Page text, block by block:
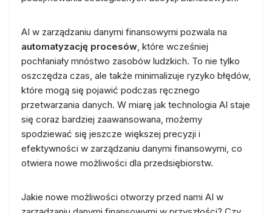
AI w zarządzaniu danymi finansowymi pozwala na
automatyzację procesów, które wcześniej
pochłaniały mnóstwo zasobów ludzkich. To nie tylko
oszczędza czas, ale także minimalizuje ryzyko błędów,
które mogą się pojawić podczas ręcznego
przetwarzania danych. W miarę jak technologia AI staje
się coraz bardziej zaawansowana, możemy
spodziewać się jeszcze większej precyzji i
efektywności w zarządzaniu danymi finansowymi, co
otwiera nowe możliwości dla przedsiębiorstw.
Jakie nowe możliwości otworzy przed nami AI w